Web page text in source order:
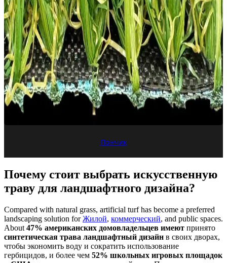
Пончик
Почему стоит выбрать искусственную
траву для ландшафтного дизайна?
Compared with natural grass, artificial turf has become a preferred
landscaping solution forЖилой, коммерческий, and public spaces.
About 47% американских домовладельцев имеют принято
синтетическая трава ландшафтный дизайн в своих дворах,
чтобы экономить воду и сократить использование
гербицидов, и более чем 52% школьных игровых площадок